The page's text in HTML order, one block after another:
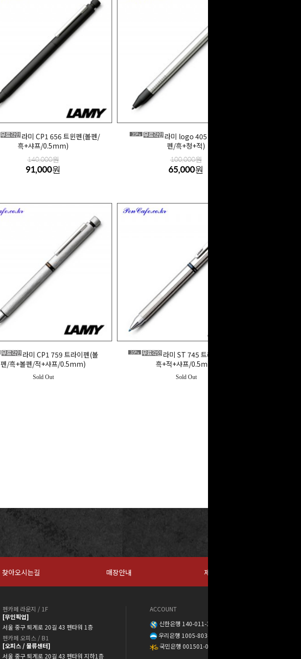
라미 CP1 656 트윈펜(볼펜/
흑+샤프/0.5mm)
140,000원
91,000원
35%
라미 logo 405 트라이펜(볼
펜/흑+청+적)
100,000원
65,000원
라미 CP1 759 트라이펜(볼
펜/흑+볼펜/적+샤프/0.5mm)
Sold Out
35%
라미 ST 745 트라이펜(볼펜/
흑+적+샤프/0.5mm)
Sold Out
찾아오시는길 매장안내 제휴문의
펜카페 라운지 / 1F
[무인픽업]
서울 중구 퇴계로 20길 43 펜타워 1층
펜카페 오피스 / B1
[오피스 / 물류센터]
서울 중구 퇴계로 20길 43 펜타워 지하1층
ACCOUNT
신한은행 140-011-389888
우리은행 1005-803-373568
국민은행 001501-04-137302